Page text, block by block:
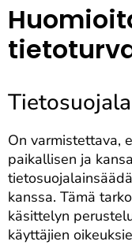
On varmistettava,
paikallisen ja
kanssa. Tämä
käsittelyn
käyttäjien